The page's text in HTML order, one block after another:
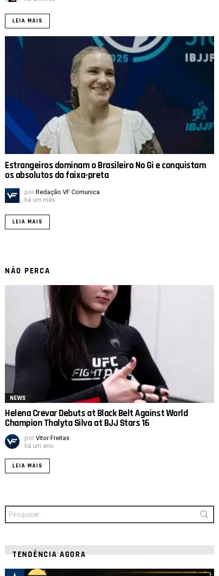
LEIA MAIS
Estrangeiros dominam o Brasileiro No Gi e conquistam
os absolutos da faixa-preta
por Redação VF Comunica
há um mês
LEIA MAIS
NÃO PERCA
NEWS
Helena Crevar Debuts at Black Belt Against World
Champion Thalyta Silva at BJJ Stars 16
por Vitor Freitas
há um ano
LEIA MAIS
Procurar
por:
TENDÊNCIA AGORA